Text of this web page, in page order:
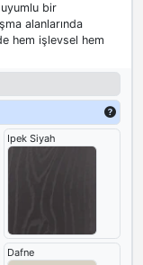
bir
alanlarında
hem işlevsel hem
Ipek Siyah
Dafne